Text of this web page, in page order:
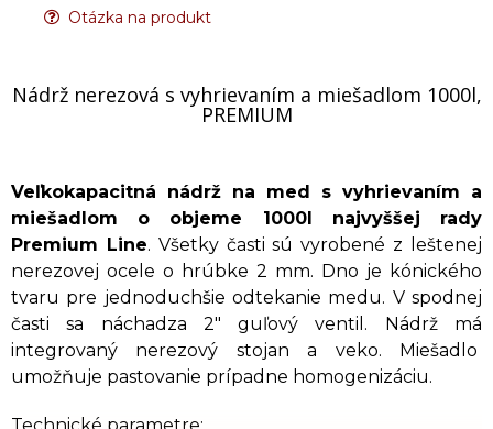
Otázka na produkt
Nádrž nerezová s vyhrievaním a miešadlom 1000l,
PREMIUM
Veľkokapacitná nádrž na med s vyhrievaním a
miešadlom o objeme 1000l najvyššej rady
Premium Line. Všetky časti sú vyrobené z leštenej
nerezovej ocele o hrúbke 2 mm. Dno je kónického
tvaru pre jednoduchšie odtekanie medu. V spodnej
časti sa náchadza 2" guľový ventil. Nádrž má
integrovaný nerezový stojan a veko. Miešadlo
umožňuje pastovanie prípadne homogenizáciu.